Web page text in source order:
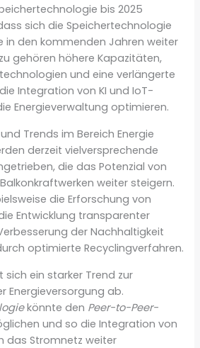
bis 2025
sich die Speichertechnologie
in den kommenden Jahren weiter
gehören höhere Kapazitäten,
und eine verlängerte
Integration von KI und IoT-
Energieverwaltung optimieren.
Trends im Bereich Energie
derzeit vielversprechende
die das Potenzial von
weiter steigern.
die Erforschung von
Entwicklung transparenter
der Nachhaltigkeit
optimierte Recyclingverfahren.
sich ein starker Trend zur
Energieversorgung ab.
könnte den Peer-to-Peer-
und so die Integration von
das Stromnetz weiter